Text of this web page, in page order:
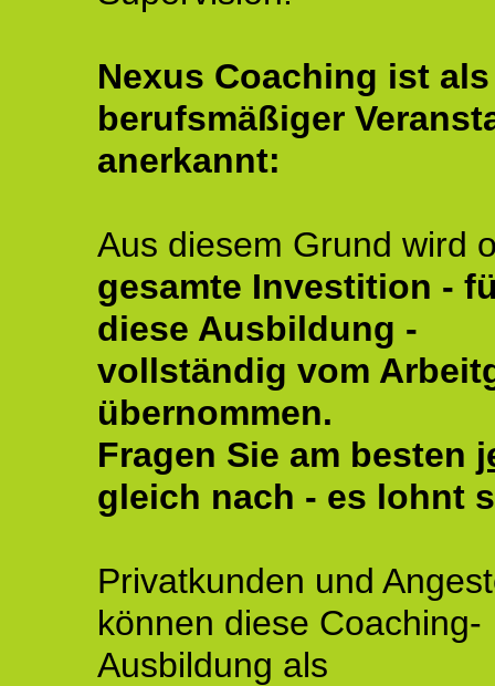
Nexus Coaching ist als
berufsmäßiger
anerkannt:
Aus diesem Grund wird
gesamte Investition -
diese Ausbildung -
vollständig vom
übernommen.
Fragen Sie am besten
gleich nach - es lohnt
Privatkunden und
können diese Coaching-
Ausbildung als